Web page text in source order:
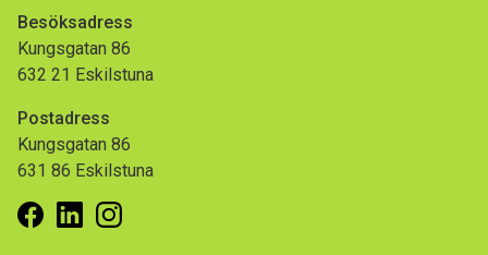
Besöksadress
Kungsgatan 86
632 21 Eskilstuna
Postadress
Kungsgatan 86
631 86 Eskilstuna
Facebook
LinkedinInstagram